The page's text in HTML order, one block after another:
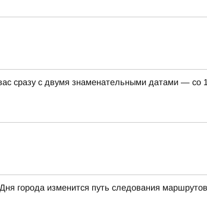
сразу с двумя знаменательными датами — со
города изменится путь следования